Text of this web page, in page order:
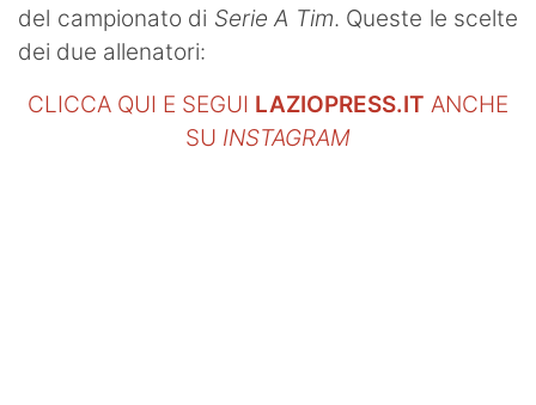
del campionato di Serie A Tim. Queste le scelte
dei due allenatori:
CLICCA QUI E SEGUI LAZIOPRESS.IT ANCHE
SU INSTAGRAM